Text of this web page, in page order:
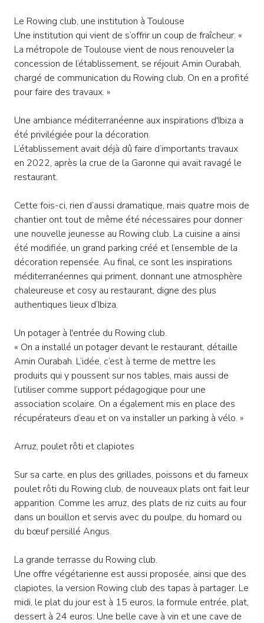
Le Rowing club, une institution à Toulouse
Une institution qui vient de s’offrir un coup de fraîcheur. «
La métropole de Toulouse vient de nous renouveler la
concession de l’établissement, se réjouit Amin Ourabah,
chargé de communication du Rowing club. On en a profité
pour faire des travaux. »
Une ambiance méditerranéenne aux inspirations d'Ibiza a
été privilégiée pour la décoration.
L’établissement avait déjà dû faire d’importants travaux
en 2022, après la crue de la Garonne qui avait ravagé le
restaurant.
Cette fois-ci, rien d’aussi dramatique, mais quatre mois de
chantier ont tout de même été nécessaires pour donner
une nouvelle jeunesse au Rowing club. La cuisine a ainsi
été modifiée, un grand parking créé et l’ensemble de la
décoration repensée. Au final, ce sont les inspirations
méditerranéennes qui priment, donnant une atmosphère
chaleureuse et cosy au restaurant, digne des plus
authentiques lieux d’Ibiza.
Un potager à l'entrée du Rowing club.
« On a installé un potager devant le restaurant, détaille
Amin Ourabah. L’idée, c’est à terme de mettre les
produits qui y poussent sur nos tables, mais aussi de
l’utiliser comme support pédagogique pour une
association scolaire. On a également mis en place des
récupérateurs d’eau et on va installer un parking à vélo. »
Arruz, poulet rôti et clapiotes
Sur sa carte, en plus des grillades, poissons et du fameux
poulet rôti du Rowing club, de nouveaux plats ont fait leur
apparition. Comme les arruz, des plats de riz cuits au four
dans un bouillon et servis avec du poulpe, du homard ou
du bœuf persillé Angus.
La grande terrasse du Rowing club.
Une offre végétarienne est aussi proposée, ainsi que des
clapiotes, la version Rowing club des tapas à partager. Le
midi, le plat du jour est à 15 euros, la formule entrée, plat,
dessert à 24 euros. Une belle cave à vin et une cave de